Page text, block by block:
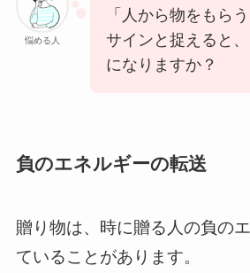
悩める人
「人から物をもら
サインと捉えると
になりますか？
負のエネルギーの転送
贈り物は、時に贈る人の負の
ていることがあります。